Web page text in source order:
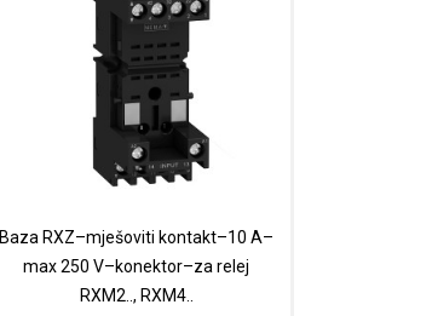
Baza RXZ–mješoviti kontakt–10 A–
max 250 V–konektor–za relej
RXM2.., RXM4..